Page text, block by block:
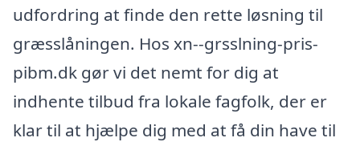
udfordring at finde den rette løsning til
græsslåningen. Hos xn--grsslning-pris-
pibm.dk gør vi det nemt for dig at
indhente tilbud fra lokale fagfolk, der er
klar til at hjælpe dig med at få din have til